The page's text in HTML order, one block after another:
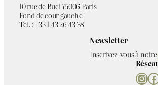
10 rue de Buci 75006 Paris
Fond de cour gauche
Tel. : +33 1 43 26 43 38
Newsletter
Inscrivez-vous à
InstagramFacebook